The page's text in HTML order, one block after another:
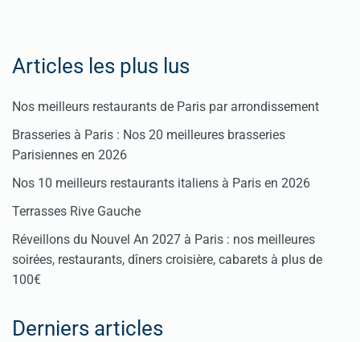
Articles les plus lus
Nos meilleurs restaurants de Paris par arrondissement
Brasseries à Paris : Nos 20 meilleures brasseries
Parisiennes en 2026
Nos 10 meilleurs restaurants italiens à Paris en 2026
Terrasses Rive Gauche
Réveillons du Nouvel An 2027 à Paris : nos meilleures
soirées, restaurants, dîners croisière, cabarets à plus de
100€
Derniers articles